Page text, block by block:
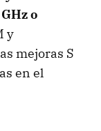
o
y
mejoras S
en el